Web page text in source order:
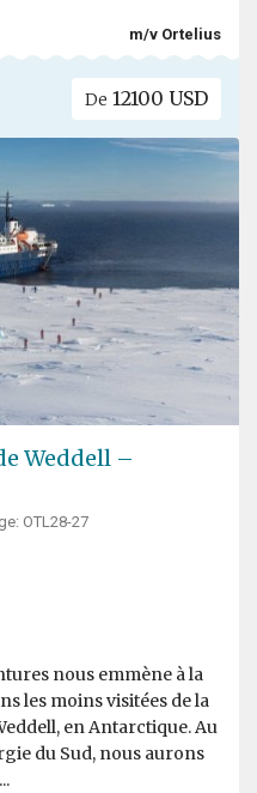
m/v Ortelius
De 12100 USD
Weddell –
OTL28-27
nous emmène à la
les moins visitées de la
en Antarctique. Au
du Sud, nous aurons